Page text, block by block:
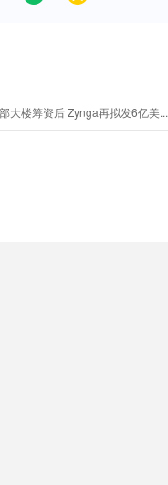
大楼筹资后 Zynga再拟发6亿美...